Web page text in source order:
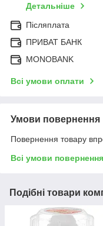
Детальніше
Післяплата
ПРИВАТ БАНК
MONOBANK
Всі умови оплати
Умови повернення
Повернення товару
Всі умови повернення
Подібні товари